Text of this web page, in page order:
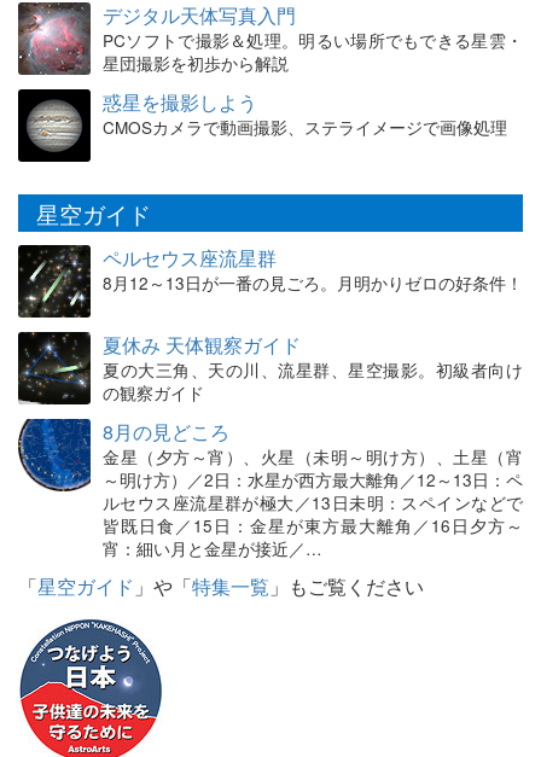
デジタル天体写真入門
PCソフトで撮影＆処理。明るい場所でもできる星雲・
星団撮影を初歩から解説
惑星を撮影しよう
CMOSカメラで動画撮影、ステライメージで画像処理
星空ガイド
ペルセウス座流星群
8月12～13日が一番の見ごろ。月明かりゼロの好条件！
夏休み 天体観察ガイド
夏の大三角、天の川、流星群、星空撮影。初級者向け
の観察ガイド
8月の見どころ
金星（夕方～宵）、火星（未明～明け方）、土星（宵
～明け方）／2日：水星が西方最大離角／12～13日：ペ
ルセウス座流星群が極大／13日未明：スペインなどで
皆既日食／15日：金星が東方最大離角／16日夕方～
宵：細い月と金星が接近／…
「星空ガイド 」や「特集一覧 」もご覧ください